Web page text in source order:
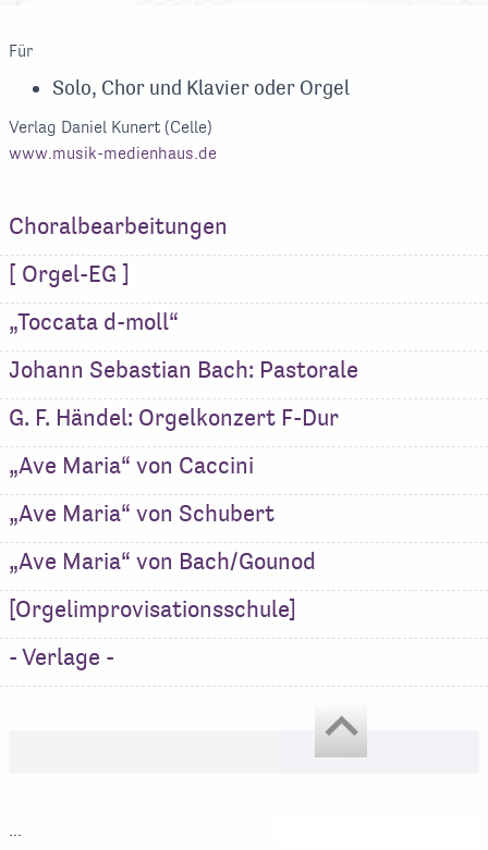
Für
Solo, Chor und Klavier oder Orgel
Verlag Daniel Kunert (Celle)
www.musik-medienhaus.de
Choralbearbeitungen
[ Orgel-EG ]
„Toccata d-moll“
Johann Sebastian Bach: Pastorale
G. F. Händel: Orgelkonzert F-Dur
„Ave Maria“ von Caccini
„Ave Maria“ von Schubert
„Ave Maria“ von Bach/Gounod
[Orgelimprovisationsschule]
- Verlage -